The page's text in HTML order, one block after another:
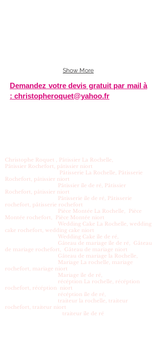
Show More
Demandez votre devis gratuit par mail à
: christopheroquet@yahoo.fr
Christophe Roquet , Pâtissier La Rochelle,
Pâtissier Rochefort, pâtissier niort
Pâtisserie La Rochelle, Pâtisserie
Rochefort, pâtissier niort
Pâtissier île de ré, Pâtissier
Rochefort, pâtissier niort
Pâtisserie ile de ré, Pâtisserie
rochefort, pâtisserie rochefort
Pièce Montée La Rochelle, Pièce
Montée rochefort, Pièce Montée niort
Wedding Cake La Rochelle, wedding
cake rochefort, wedding cake niort
Wedding Cake île de ré,
Gâteau de mariage île de ré, Gâteau
de mariage rochefort, Gâteau de mariage niort
Gâteau de mariage la Rochelle,
Mariage La rochelle, mariage
rochefort, mariage niort
Mariage île de ré,
récéption La rochelle, récéption
rochefort, récéption niort
récéption île de ré,
traiteur la rochelle, traiteur
rochefort, traiteur niort
traiteur île de ré